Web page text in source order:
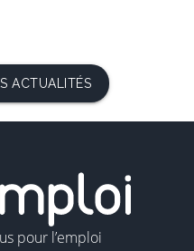
ACTUALITÉS